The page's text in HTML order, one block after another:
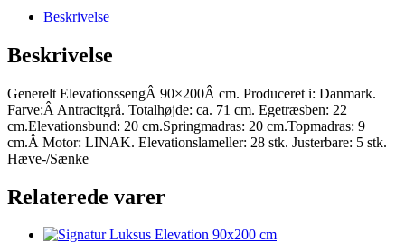
Beskrivelse
Beskrivelse
Generelt ElevationssengÂ 90×200Â cm. Produceret i: Danmark.
Farve:Â Antracitgrå. Totalhøjde: ca. 71 cm. Egetræsben: 22
cm.Elevationsbund: 20 cm.Springmadras: 20 cm.Topmadras: 9
cm.Â Motor: LINAK. Elevationslameller: 28 stk. Justerbare: 5 stk.
Hæve-/Sænke
Relaterede varer